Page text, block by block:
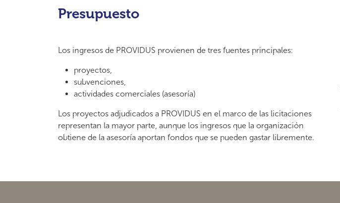
Presupuesto
Los ingresos de PROVIDUS provienen de tres fuentes principales:
proyectos,
subvenciones,
actividades comerciales (asesoría)
Los proyectos adjudicados a PROVIDUS en el marco de las licitaciones
representan la mayor parte, aunque los ingresos que la organización
obtiene de la asesoría aportan fondos que se pueden gastar libremente.